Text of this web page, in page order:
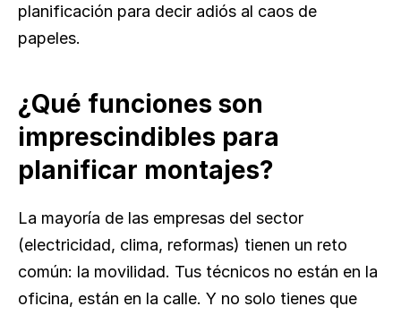
planificación para decir adiós al caos de
papeles.
¿Qué funciones son
imprescindibles para
planificar montajes?
La mayoría de las empresas del sector
(electricidad, clima, reformas) tienen un reto
común: la movilidad. Tus técnicos no están en la
oficina, están en la calle. Y no solo tienes que